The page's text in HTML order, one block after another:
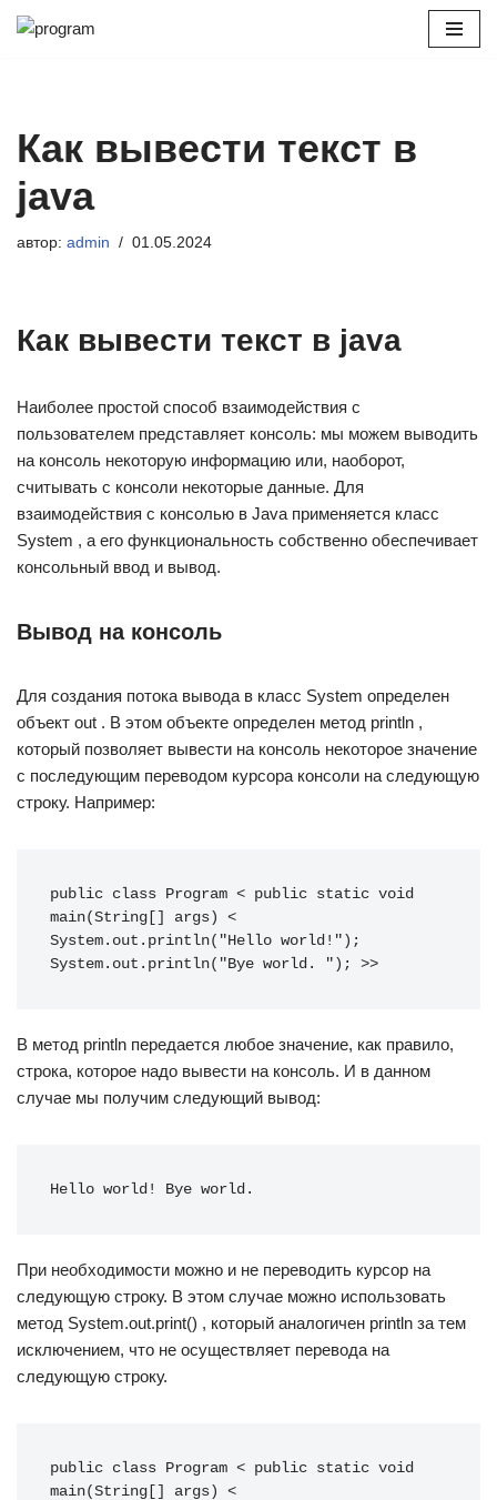
Как вывести текст в
java
автор: admin 01.05.2024
Как вывести текст в java
Наиболее простой способ взаимодействия с
пользователем представляет консоль: мы можем выводить
на консоль некоторую информацию или, наоборот,
считывать с консоли некоторые данные. Для
взаимодействия с консолью в Java применяется класс
System , а его функциональность собственно обеспечивает
консольный ввод и вывод.
Вывод на консоль
Для создания потока вывода в класс System определен
объект out . В этом объекте определен метод println ,
который позволяет вывести на консоль некоторое значение
с последующим переводом курсора консоли на следующую
строку. Например:
public class Program < public static void
main(String[] args) <
System.out.println("Hello world!");
System.out.println("Bye world. "); >>
В метод println передается любое значение, как правило,
строка, которое надо вывести на консоль. И в данном
случае мы получим следующий вывод:
Hello world! Bye world.
При необходимости можно и не переводить курсор на
следующую строку. В этом случае можно использовать
метод System.out.print() , который аналогичен println за тем
исключением, что не осуществляет перевода на
следующую строку.
public class Program < public static void
main(String[] args) <